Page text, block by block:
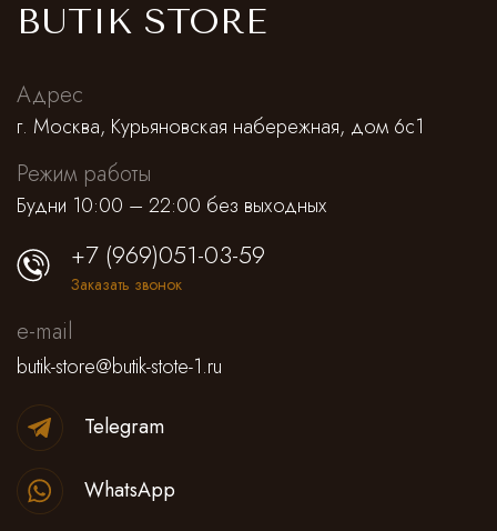
BUTIK STORE
Адрес
г. Москва, Курьяновская набережная, дом 6с1
Режим работы
Будни 10:00 – 22:00 без выходных
+7 (969)051-03-59
Заказать звонок
e-mail
butik-store@butik-stote-1.ru
Telegram
WhatsApp